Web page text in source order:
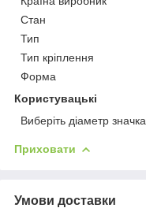
Стан
Тип
Тип кріплення
Форма
Користувацькі
Виберіть діаметр значка
Приховати
Умови доставки